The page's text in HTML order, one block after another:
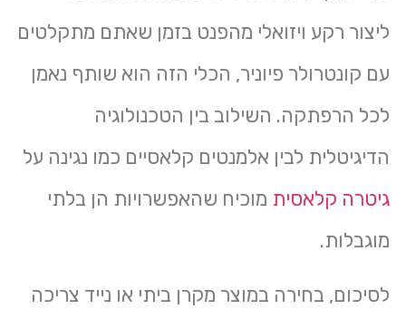
ליצור רקע ויזואלי מהפנט בזמן שאתם מתקלטים
עם קונטרולר פיוניר, הכלי הזה הוא שותף נאמן
לכל הרפתקה. השילוב בין הטכנולוגיה
הדיגיטלית לבין אלמנטים קלאסיים כמו נגינה על
גיטרה קלאסיתמוכיח שהאפשרויות הן בלתי
מוגבלות.
לסיכום, בחירה במוצר מקרן ביתי או נייד צריכה